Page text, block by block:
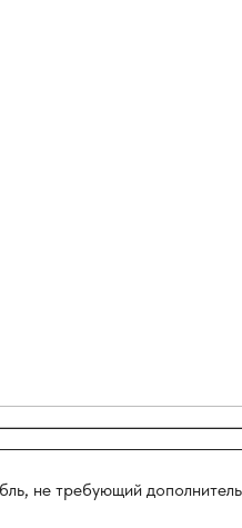
не требующий